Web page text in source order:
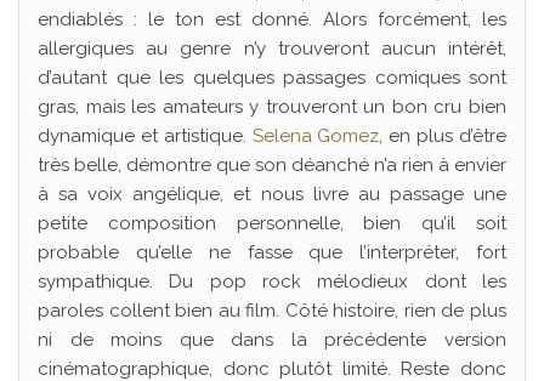
endiablés : le ton est donné. Alors forcément, les
allergiques au genre n’y trouveront aucun intérêt,
d’autant que les quelques passages comiques sont
gras, mais les amateurs y trouveront un bon cru bien
dynamique et artistique. Selena Gomez, en plus d’être
très belle, démontre que son déanché n’a rien à envier
à sa voix angélique, et nous livre au passage une
petite composition personnelle, bien qu’il soit
probable qu’elle ne fasse que l’interpréter, fort
sympathique. Du pop rock mélodieux dont les
paroles collent bien au film. Côté histoire, rien de plus
ni de moins que dans la précédente version
cinématographique, donc plutôt limité. Reste donc